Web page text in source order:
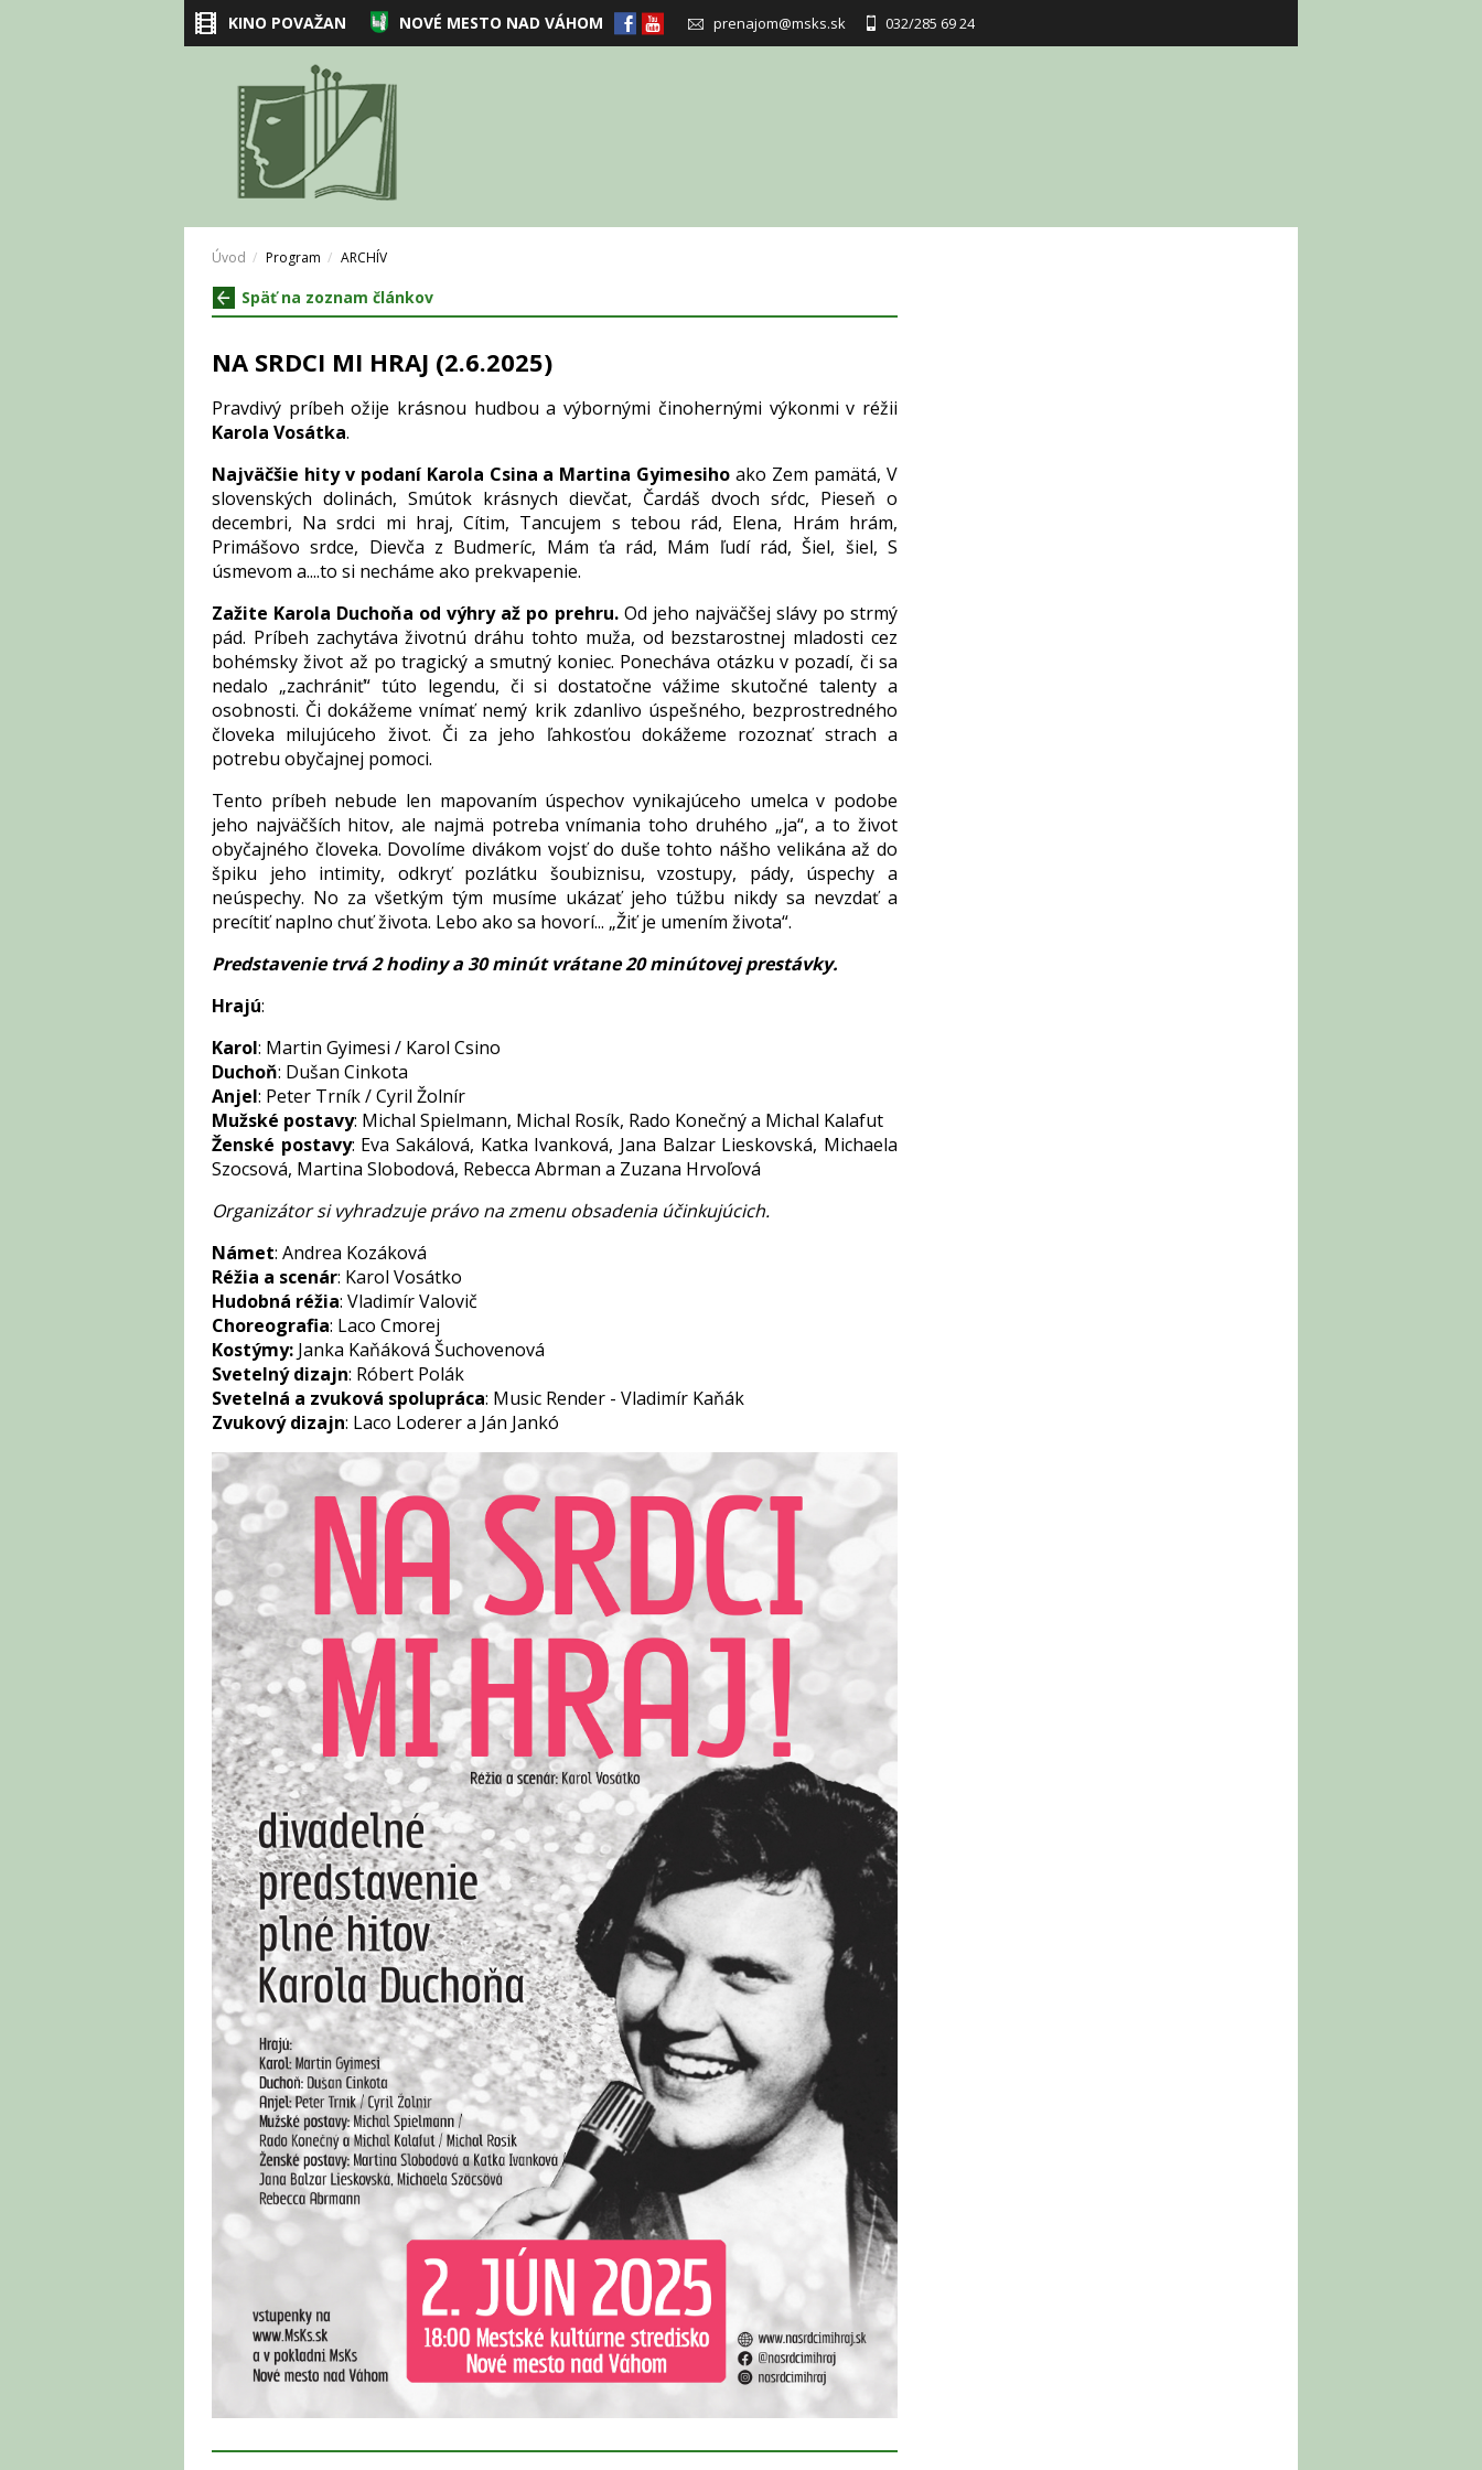
KINO POVAŽAN NOVÉ MESTO NAD VÁHOM prenajom@msks.sk 032/285 69 24
Úvod Program ARCHÍV
Späť na zoznam článkov
NA SRDCI MI HRAJ (2.6.2025)
Pravdivý príbeh ožije krásnou hudbou a výbornými činohernými výkonmi v réžii
Karola Vosátka.
Najväčšie hity v podaní Karola Csina a Martina Gyimesiho ako Zem pamätá, V
slovenských dolinách, Smútok krásnych dievčat, Čardáš dvoch sŕdc, Pieseň o
decembri, Na srdci mi hraj, Cítim, Tancujem s tebou rád, Elena, Hrám hrám,
Primášovo srdce, Dievča z Budmeríc, Mám ťa rád, Mám ľudí rád, Šiel, šiel, S
úsmevom a....to si necháme ako prekvapenie.
Zažite Karola Duchoňa od výhry až po prehru.Od jeho najväčšej slávy po strmý
pád. Príbeh zachytáva životnú dráhu tohto muža, od bezstarostnej mladosti cez
bohémsky život až po tragický a smutný koniec. Ponecháva otázku v pozadí, či sa
nedalo „zachrániť“ túto legendu, či si dostatočne vážime skutočné talenty a
osobnosti. Či dokážeme vnímať nemý krik zdanlivo úspešného, bezprostredného
človeka milujúceho život. Či za jeho ľahkosťou dokážeme rozoznať strach a
potrebu obyčajnej pomoci.
Tento príbeh nebude len mapovaním úspechov vynikajúceho umelca v podobe
jeho najväčších hitov, ale najmä potreba vnímania toho druhého „ja“, a to život
obyčajného človeka. Dovolíme divákom vojsť do duše tohto nášho velikána až do
špiku jeho intimity, odkryť pozlátku šoubiznisu, vzostupy, pády, úspechy a
neúspechy. No za všetkým tým musíme ukázať jeho túžbu nikdy sa nevzdať a
precítiť naplno chuť života. Lebo ako sa hovorí... „Žiť je umením života“.
Predstavenie trvá 2 hodiny a 30 minút vrátane 20 minútovej prestávky.
Hrajú:
Karol: Martin Gyimesi / Karol Csino
Duchoň: Dušan Cinkota
Anjel: Peter Trník / Cyril Žolnír
Mužské postavy: Michal Spielmann, Michal Rosík, Rado Konečný a Michal Kalafut
Ženské postavy: Eva Sakálová, Katka Ivanková, Jana Balzar Lieskovská, Michaela
Szocsová, Martina Slobodová, Rebecca Abrman a Zuzana Hrvoľová
Organizátor si vyhradzuje právo na zmenu obsadenia účinkujúcich.
Námet: Andrea Kozáková
Réžia a scenár: Karol Vosátko
Hudobná réžia: Vladimír Valovič
Choreografia: Laco Cmorej
Kostýmy: Janka Kaňáková Šuchovenová
Svetelný dizajn: Róbert Polák
Svetelná a zvuková spolupráca: Music Render - Vladimír Kaňák
Zvukový dizajn: Laco Loderer a Ján Jankó